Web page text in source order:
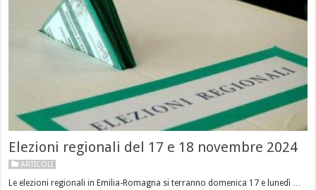
Elezioni regionali del 17 e 18 novembre 2024
ARTICOLI
Le elezioni regionali in Emilia-Romagna si terranno domenica 17 e lunedì …